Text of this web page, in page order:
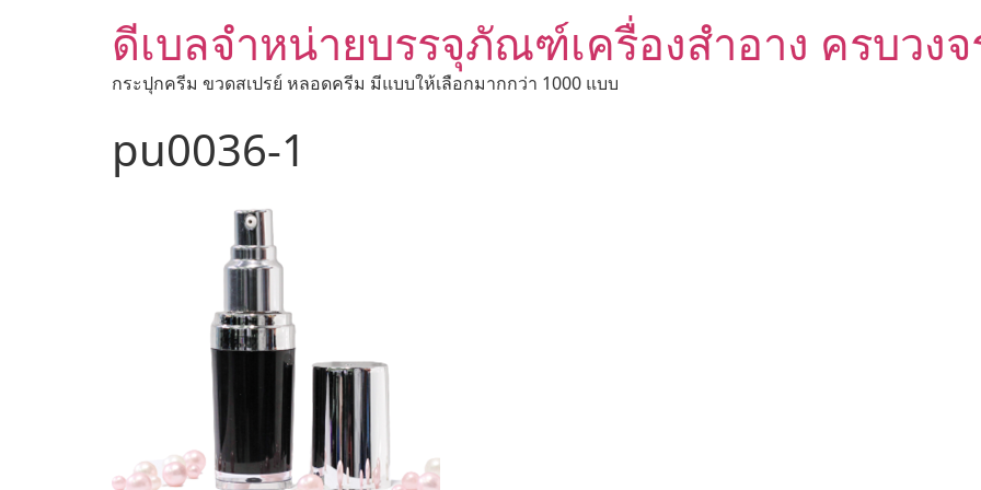
ดีเบลจำหน่ายบรรจุภัณฑ์เครื่องสำอาง ครบวงจ
กระปุกครีม ขวดสเปรย์ หลอดครีม มีแบบให้เลือกมากกว่า 1000 แบบ
pu0036-1